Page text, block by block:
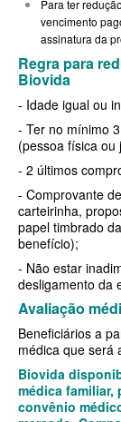
SANTARIS
SÃO
STA CASA
TOTAL
ÚNICA
UNIHOSP
CLASSES
AMIL PLANO
Para ter
vencimento
assinatura da
Regra para
Biovida
- Idade igual ou
- Ter no mínimo
(pessoa física ou
- 2 últimos
- Comprovante
carteirinha,
papel timbrado
benefício);
- Não estar
desligamento da
Avaliação
Beneficiários a
médica que será
Biovida
médica familiar,
convênio